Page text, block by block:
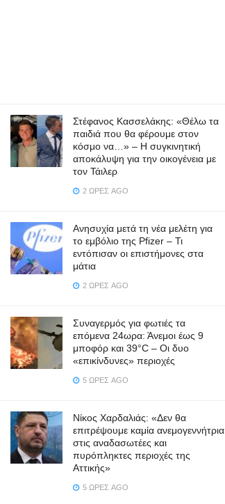
Στέφανος Κασσελάκης: «Θέλω τα
παιδιά που θα φέρουμε στον
κόσμο να…» – Η συγκινητική
αποκάλυψη για την οικογένεια με
τον Τάιλερ
2 ΏΡΕΣ AGO
Ανησυχία μετά τη νέα μελέτη για
το εμβόλιο της Pfizer – Τι
εντόπισαν οι επιστήμονες στα
μάτια
2 ΏΡΕΣ AGO
Συναγερμός για φωτιές τα
επόμενα 24ωρα: Άνεμοι έως 9
μποφόρ και 39°C – Οι δυο
«επικίνδυνες» περιοχές
5 ΏΡΕΣ AGO
Νίκος Χαρδαλιάς: «Δεν θα
επιτρέψουμε καμία ανεμογεννήτρια
στις αναδασωτέες και
πυρόπληκτες περιοχές της
Αττικής»
5 ΏΡΕΣ AGO